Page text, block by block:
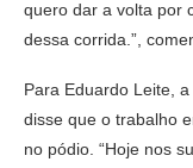
quero dar a volta por
dessa corrida.”,
Para Eduardo Leite,
disse que o trabalho
no pódio. “Hoje nos